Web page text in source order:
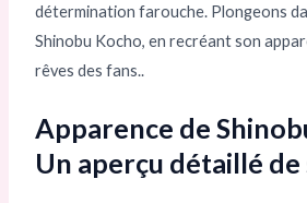
détermination farouche. Plongeons
Shinobu Kocho, en recréant son
rêves des fans..
Apparence de
Un aperçu détaillé